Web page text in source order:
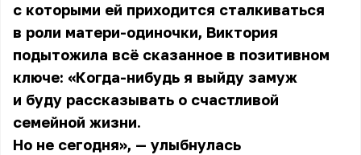
с которыми ей приходится сталкиваться
в роли матери-одиночки, Виктория
подытожила всё сказанное в позитивном
ключе: «Когда-нибудь я выйду замуж
и буду рассказывать о счастливой
семейной жизни.
Но не сегодня», — улыбнулась